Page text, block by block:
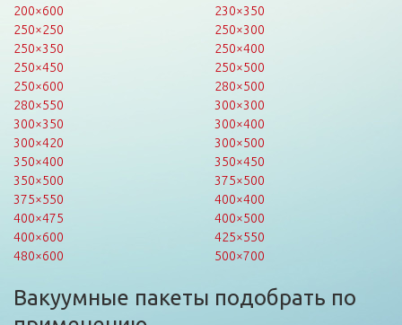
200×600
230×350
250×250
250×300
250×350
250×400
250×450
250×500
250×600
280×500
280×550
300×300
300×350
300×400
300×420
300×500
350×400
350×450
350×500
375×500
375×550
400×400
400×475
400×500
400×600
425×550
480×600
500×700
Вакуумные пакеты подобрать по